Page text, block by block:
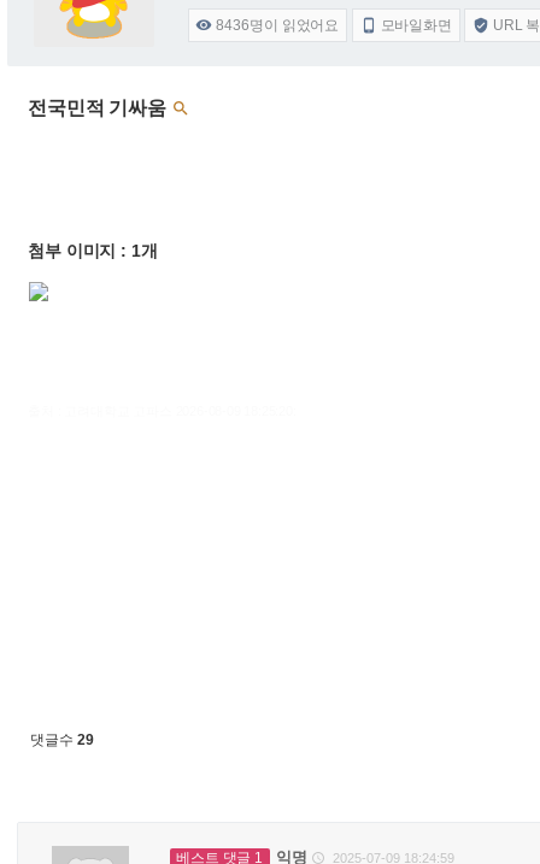
 8436명이 읽었어요  모바일화면  URL
전국민적 기싸움 
첨부 이미지 : 1개
댓글수 29
베스트 댓글 1 익명  2025-07-09 18:24:59